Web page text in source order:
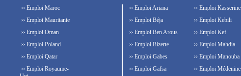
›› Emploi Maroc
›› Emploi Mauritanie
›› Emploi Oman
›› Emploi Poland
›› Emploi Qatar
›› Emploi Royaume-
›› Emploi Ariana
›› Emploi Béja
›› Emploi Ben Arous
›› Emploi Bizerte
›› Emploi Gabes
›› Emploi Gafsa
›› Emploi Kasserine
›› Emploi Kebili
›› Emploi Kef
›› Emploi Mahdia
›› Emploi Manouba
›› Emploi Médenine